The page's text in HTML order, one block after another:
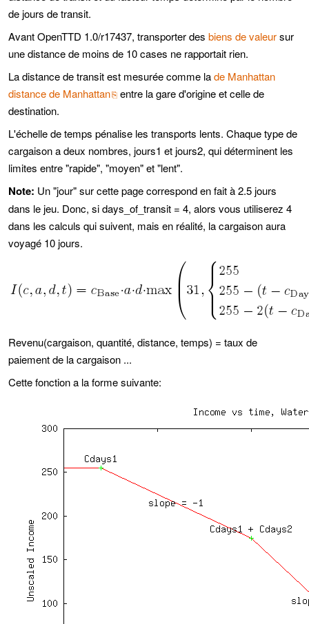
de jours de transit.
Avant OpenTTD 1.0/r17437, transporter des biens de valeursur
une distance de moins de 10 cases ne rapportait rien.
La distance de transit est mesurée comme lade Manhattan
distance de Manhattan
entre la gare d'origine et celle de
destination.
L'échelle de temps pénalise les transports lents. Chaque type de
cargaison a deux nombres, jours1 et jours2, qui déterminent les
limites entre "rapide", "moyen" et "lent".
Note: Un "jour" sur cette page correspond en fait à 2.5 jours
dans le jeu. Donc, si days_of_transit = 4, alors vous utiliserez 4
dans les calculs qui suivent, mais en réalité, la cargaison aura
voyagé 10 jours.
Revenu(cargaison, quantité, distance, temps) = taux de
paiement de la cargaison ...
Cette fonction a la forme suivante: